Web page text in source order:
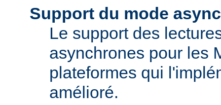
Support du mode
Le support des
asynchrones pour les
plateformes qui
amélioré.